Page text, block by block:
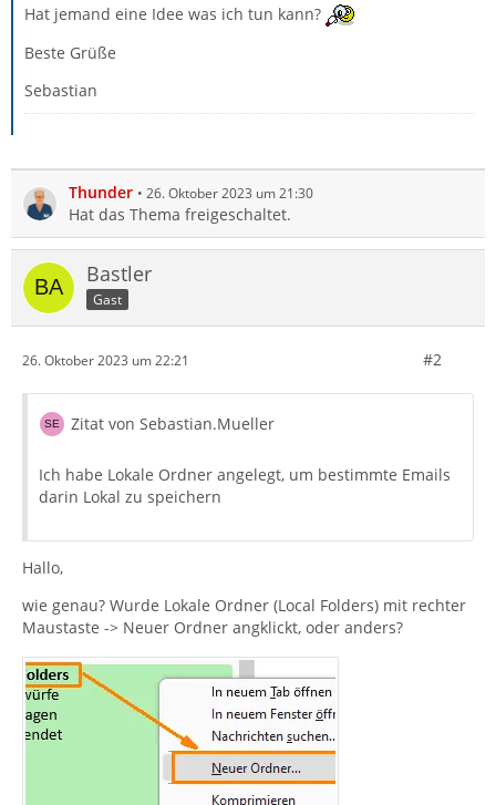
Hat jemand eine Idee was ich tun kann?
Beste Grüße
Sebastian
Thunder 26. Oktober 2023 um 21:30
Hat das Thema freigeschaltet.
Bastler
Gast
26. Oktober 2023 um 22:21 #2
Zitat von Sebastian.Mueller
Ich habe Lokale Ordner angelegt, um bestimmte Emails
darin Lokal zu speichern
Hallo,
wie genau? Wurde Lokale Ordner (Local Folders) mit rechter
Maustaste -> Neuer Ordner angklickt, oder anders?